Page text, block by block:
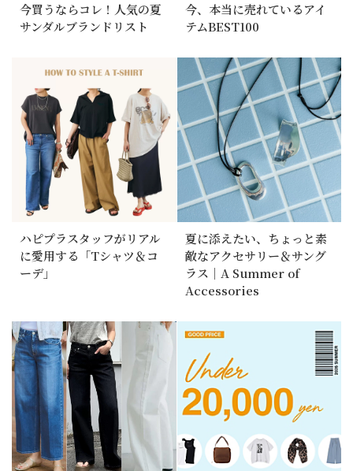
今買うならコレ！人気の夏
サンダルブランドリスト
今、本当に売れているアイ
テムBEST100
ハピプラスタッフがリアル
に愛用する「Tシャツ＆コ
ーデ」
夏に添えたい、ちょっと素
敵なアクセサリー＆サング
ラス｜A Summer of
Accessories